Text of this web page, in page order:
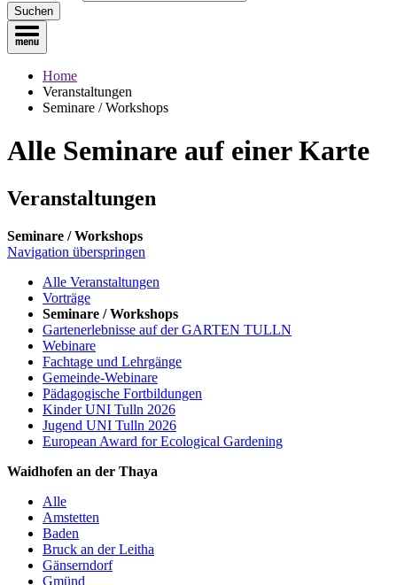
Suchen
Home
Veranstaltungen
Seminare / Workshops
Alle Seminare auf einer Karte
Veranstaltungen
Seminare / Workshops
Navigation überspringen
Alle Veranstaltungen
Vorträge
Seminare / Workshops
Gartenerlebnisse auf der GARTEN TULLN
Webinare
Fachtage und Lehrgänge
Gemeinde-Webinare
Pädagogische Fortbildungen
Kinder UNI Tulln 2026
Jugend UNI Tulln 2026
European Award for Ecological Gardening
Waidhofen an der Thaya
Alle
Amstetten
Baden
Bruck an der Leitha
Gänserndorf
Gmünd